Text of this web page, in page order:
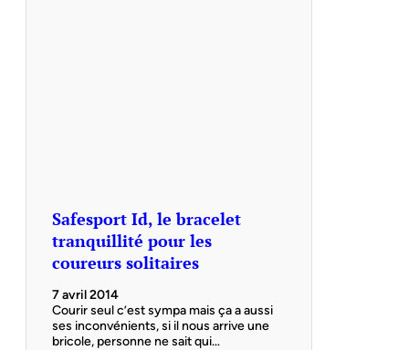
Safesport Id, le bracelet
tranquillité pour les
coureurs solitaires
7 avril 2014
Courir seul c’est sympa mais ça a aussi
ses inconvénients, si il nous arrive une
bricole, personne ne sait qui…